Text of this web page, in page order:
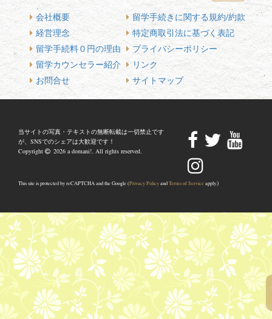
会社概要
経営理念
留学手続料０円の理由
留学カウンセラー紹介
お問合せ
留学手続きに関する規約/約款
特定商取引法に基づく表記
プライバシーポリシー
リンク
サイトマップ
当サイトの写真・テキストの無断転載は一切禁止です
が、SNSでのシェアは大歓迎です！
Copyright
2026 a domani!. All rights reserved.
This site is protected by reCAPTCHA and the Google (Privacy PolicyandTerms of Service apply.)